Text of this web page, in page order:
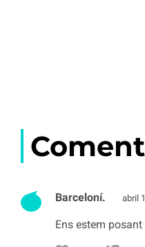
Barceloní. abril
Ens estem